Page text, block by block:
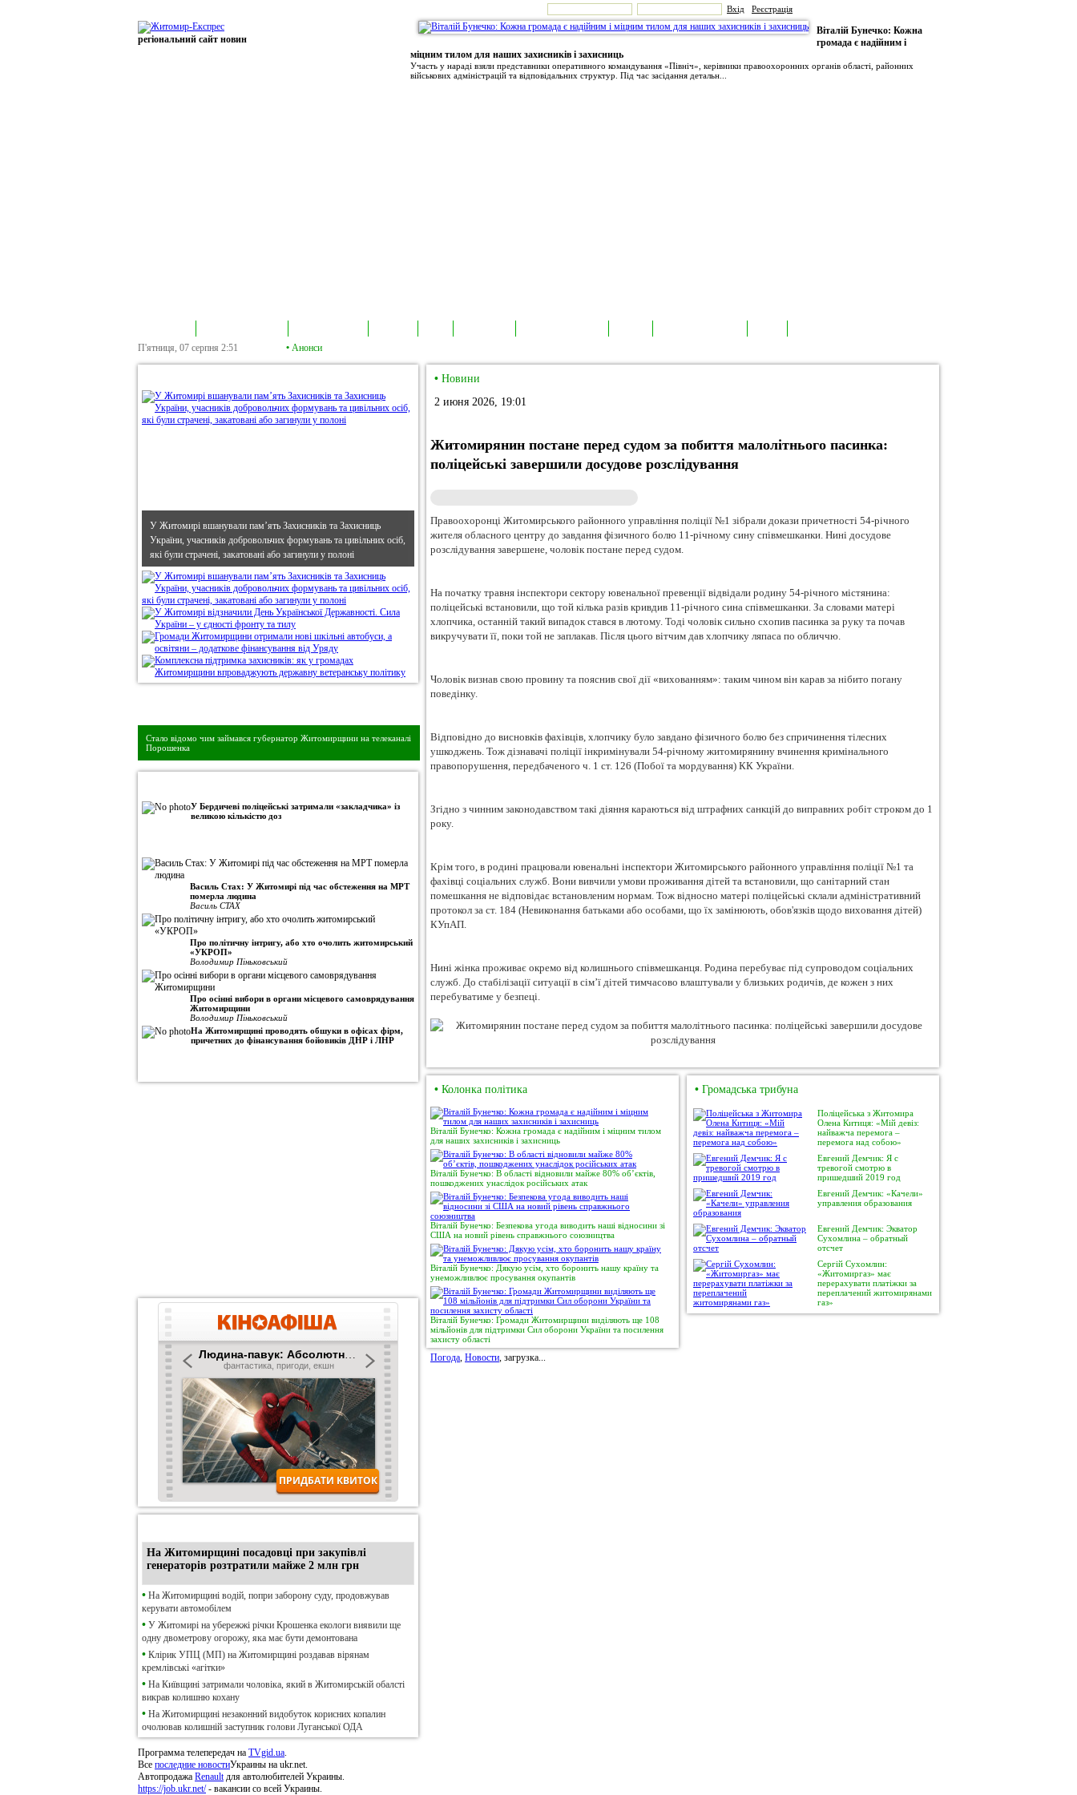
Вхід Реєстрація
регіональний сайт новин
Віталій Бунечко: Кожна
громада є надійним і
міцним тилом для наших захисників і захисниць
Участь у нараді взяли представники оперативного командування «Північ», керівники правоохоронних органів області, районних
військових адміністрацій та відповідальних структур. Під час засідання детальн...
П'ятниця, 07 серпня 2:51 • Анонси
У Житомирі вшанували пам’ять Захисників та Захисниць
України, учасників добровольчих формувань та цивільних осіб,
які були страчені, закатовані або загинули у полоні
Стало відомо чим займався губернатор Житомирщини на телеканалі
Порошенка
У Бердичеві поліцейські затримали «закладчика» із
великою кількістю доз
Василь Стах: У Житомирі під час обстеження на МРТ
померла людина
Василь СТАХ
Про політичну інтригу, або хто очолить житомирський
«УКРОП»
Володимир Піньковський
Про осінні вибори в органи місцевого самоврядування
Житомирщини
Володимир Піньковський
На Житомирщині проводять обшуки в офісах фірм,
причетних до фінансування бойовиків ДНР і ЛНР
На Житомирщині посадовці при закупівлі
генераторів розтратили майже 2 млн грн
• На Житомирщині водій, попри заборону суду, продовжував
керувати автомобілем
• У Житомирі на убережжі річки Крошенка екологи виявили ще
одну двометрову огорожу, яка має бути демонтована
• Клірик УПЦ (МП) на Житомирщині роздавав вірянам
кремлівські «агітки»
• На Київщині затримали чоловіка, який в Житомирській обалсті
викрав колишню кохану
• На Житомирщині незаконний видобуток корисних копалин
очолював колишній заступник голови Луганської ОДА
Программа телепередач на TVgid.ua.
Все последние новостиУкраины на ukr.net.
Автопродажа Renaultдля автолюбителей Украины.
https://job.ukr.net/- вакансии со всей Украины.
• Новини
2 июня 2026, 19:01
Житомирянин постане перед судом за побиття малолітнього пасинка:
поліцейські завершили досудове розслідування
Правоохоронці Житомирського районного управління поліції №1 зібрали докази причетності 54-річного
жителя обласного центру до завдання фізичного болю 11-річному сину співмешканки. Нині досудове
розслідування завершене, чоловік постане перед судом.
На початку травня інспектори сектору ювенальної превенції відвідали родину 54-річного містянина:
поліцейські встановили, що той кілька разів кривдив 11-річного сина співмешканки. За словами матері
хлопчика, останній такий випадок стався в лютому. Тоді чоловік сильно схопив пасинка за руку та почав
викручувати її, поки той не заплакав. Після цього вітчим дав хлопчику ляпаса по обличчю.
Чоловік визнав свою провину та пояснив свої дії «вихованням»: таким чином він карав за нібито погану
поведінку.
Відповідно до висновків фахівців, хлопчику було завдано фізичного болю без спричинення тілесних
ушкоджень. Тож дізнавачі поліції інкримінували 54-річному житомирянину вчинення кримінального
правопорушення, передбаченого ч. 1 ст. 126 (Побої та мордування) КК України.
Згідно з чинним законодавством такі діяння караються від штрафних санкцій до виправних робіт строком до 1
року.
Крім того, в родині працювали ювенальні інспектори Житомирського районного управління поліції №1 та
фахівці соціальних служб. Вони вивчили умови проживання дітей та встановили, що санітарний стан
помешкання не відповідає встановленим нормам. Тож відносно матері поліцейські склали адміністративний
протокол за ст. 184 (Невиконання батьками або особами, що їх замінюють, обов'язків щодо виховання дітей)
КУпАП.
Нині жінка проживає окремо від колишнього співмешканця. Родина перебуває під супроводом соціальних
служб. До стабілізації ситуації в сім’ї дітей тимчасово влаштували у близьких родичів, де кожен з них
перебуватиме у безпеці.
• Колонка політика
Віталій Бунечко: Кожна громада є надійним і міцним тилом
для наших захисників і захисниць
Віталій Бунечко: В області відновили майже 80% об’єктів,
пошкоджених унаслідок російських атак
Віталій Бунечко: Безпекова угода виводить наші відносини зі
США на новий рівень справжнього союзництва
Віталій Бунечко: Дякую усім, хто боронить нашу країну та
унеможливлює просування окупантів
Віталій Бунечко: Громади Житомирщини виділяють ще 108
мільйонів для підтримки Сил оборони України та посилення
захисту області
• Громадська трибуна
Поліцейська з Житомира
Олена Китиця: «Мій девіз:
найважча перемога –
перемога над собою»
Евгений Демчик: Я с
тревогой смотрю в
пришедший 2019 год
Евгений Демчик: «Качели»
управления образования
Евгений Демчик: Экватор
Сухомлина – обратный
отсчет
Сергій Сухомлин:
«Житомиргаз» має
перерахувати платіжки за
переплачений житомирянами
газ»
Погода, Новости, загрузка...